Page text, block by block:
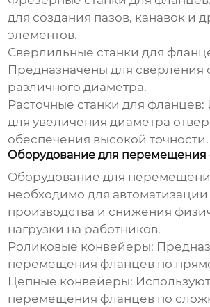
для создания пазов, канавок и
элементов.
Сверлильные станки для
Предназначены для сверления
различного диаметра.
Расточные станки для фланцев:
для увеличения диаметра
обеспечения высокой точности.
Оборудование для перемещения
Оборудование для
необходимо для
производства и снижения
нагрузки на работников.
Роликовые конвейеры:
перемещения фланцев по
Цепные конвейеры:
перемещения фланцев по